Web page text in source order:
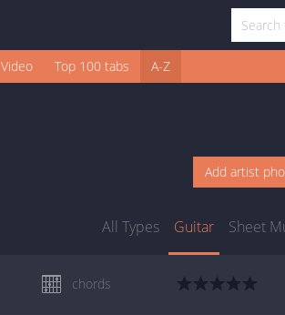
Video Top 100 tabs A-Z
Add artist
All Types Guitar Sheet
chords